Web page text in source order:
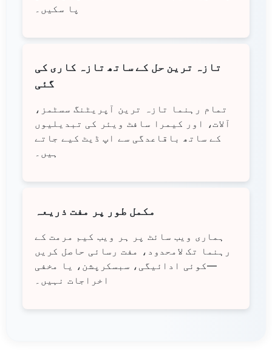
پا سکیں۔
تازہ ترین حل کے ساتھ تازہ کاری کی
گئی
تمام رہنما تازہ ترین آپریٹنگ سسٹمز،
آلات، اور کیمرا سافٹ ویئر کی تبدیلیوں
کے ساتھ باقاعدگی سے اپ ڈیٹ کیے جاتے
ہیں۔
مکمل طور پر مفت ذریعہ
ہماری ویب سائٹ پر ہر ویب کیم مرمت کے
رہنما تک لامحدود، مفت رسائی حاصل کریں
—کوئی ادائیگی، سبسکرپشن، یا مخفی
اخراجات نہیں۔